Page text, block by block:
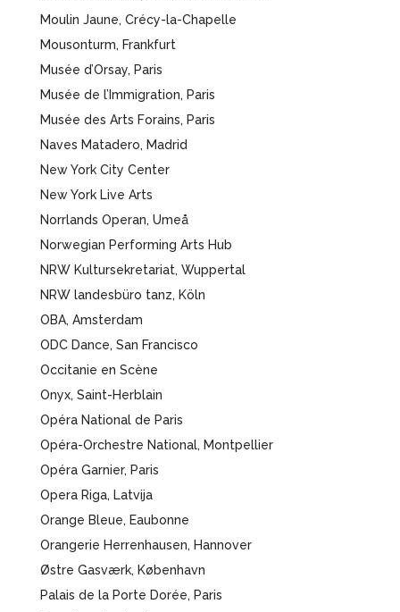
Moulin Jaune, Crécy-la-Chapelle
Mousonturm, Frankfurt
Musée d’Orsay, Paris
Musée de l’Immigration, Paris
Musée des Arts Forains, Paris
Naves Matadero, Madrid
New York City Center
New York Live Arts
Norrlands Operan, Umeå
Norwegian Performing Arts Hub
NRW Kultursekretariat, Wuppertal
NRW landesbüro tanz, Köln
OBA, Amsterdam
ODC Dance, San Francisco
Occitanie en Scène
Onyx, Saint-Herblain
Opéra National de Paris
Opéra-Orchestre National, Montpellier
Opéra Garnier, Paris
Opera Riga, Latvija
Orange Bleue, Eaubonne
Orangerie Herrenhausen, Hannover
Østre Gasværk, København
Palais de la Porte Dorée, Paris